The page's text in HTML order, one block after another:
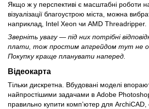
Якщо ж у перспективі є масштабні роботи
візуалізації благоустрою міста, можна
наприклад, Intel Xeon чи AMD Threadripper.
Зверніть увагу — під них потрібні
плати, тож простим апгрейдом тут не
Покупку краще планувати наперед.
Відеокарта
Тільки дискретна. Вбудовані моделі
найпростішими задачами в Adobe
правильно купити комп’ютер для ArchiCAD,